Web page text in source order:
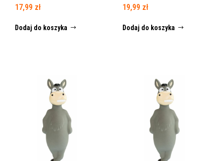
17,99 zł
Dodaj do koszyka
19,99 zł
Dodaj do koszyka